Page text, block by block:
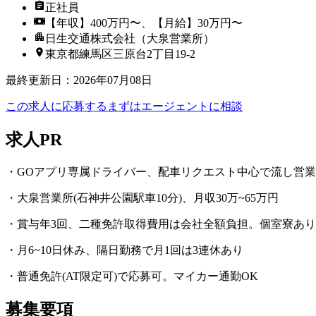
正社員
【年収】400万円〜、【月給】30万円〜
日生交通株式会社（大泉営業所）
東京都練馬区三原台2丁目19-2
最終更新日 ： 2026年07月08日
この求人に応募する まずはエージェントに相談
求人PR
・GOアプリ専属ドライバー、配車リクエスト中心で流し営
・大泉営業所(石神井公園駅車10分)、月収30万~65万円
・賞与年3回、二種免許取得費用は会社全額負担。個室寮あり
・月6~10日休み、隔日勤務で月1回は3連休あり
・普通免許(AT限定可)で応募可。マイカー通勤OK
募集要項